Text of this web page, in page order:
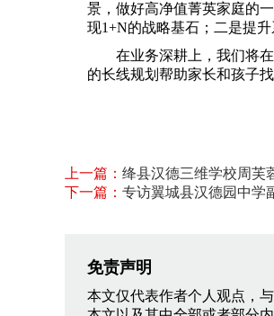
景，做好高净值菁英家庭的
现1+N的战略基石；二是提
在业务深耕上，我们将
的长线规划帮助家长和孩子
上一篇： 绛县汉德三维学校周芙
下一篇： 专访翼城县汉德园中学
免责声明
本文仅代表作者个人观点，